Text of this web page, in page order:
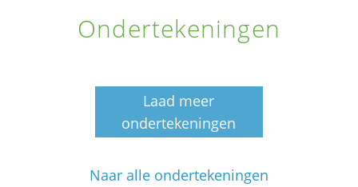
Ondertekeningen
Laad meer
ondertekeningen
Naar alle ondertekeningen